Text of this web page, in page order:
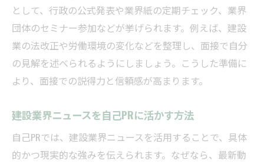
として、行政の公式発表や業界紙の定期チェック、業界
団体のセミナー参加などが挙げられます。例えば、建設
業の法改正や労働環境の変化などを整理し、面接で自分
の見解を述べられるようにしましょう。こうした準備に
より、面接での説得力と信頼感が高まります。
建設業界ニュースを自己PRに活かす方法
自己PRでは、建設業界ニュースを活用することで、具体
的かつ現実的な強みを伝えられます。なぜなら、最新動